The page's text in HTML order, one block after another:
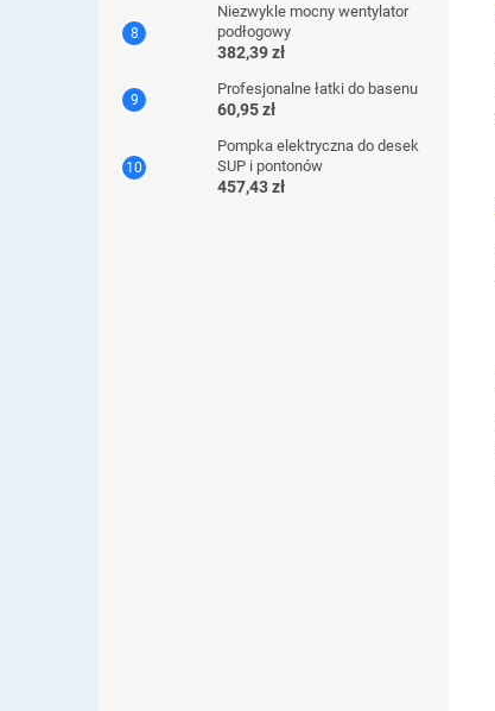
Niezwykle mocny wentylator
podłogowy
382,39 zł
Profesjonalne łatki do basenu
60,95 zł
Pompka elektryczna do desek
SUP i pontonów
457,43 zł